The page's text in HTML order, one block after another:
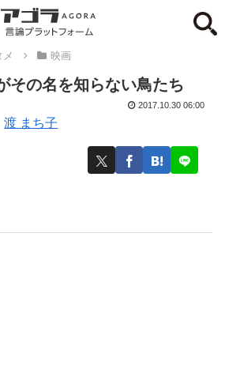
メ 映画
その名を知らない鳥たち
渡 まち子
2017.10.30 06:00